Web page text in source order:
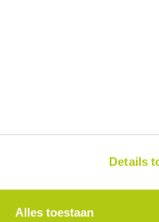
Details
Alles toestaan
des marques A